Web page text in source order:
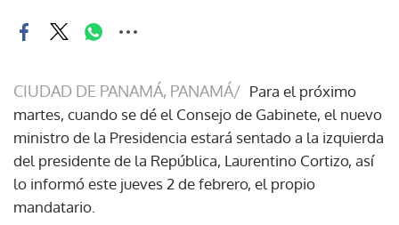
CIUDAD DE PANAMÁ, PANAMÁ/ Para el próximo
martes, cuando se dé el Consejo de Gabinete, el nuevo
ministro de la Presidencia estará sentado a la izquierda
del presidente de la República, Laurentino Cortizo, así
lo informó este jueves 2 de febrero, el propio
mandatario.